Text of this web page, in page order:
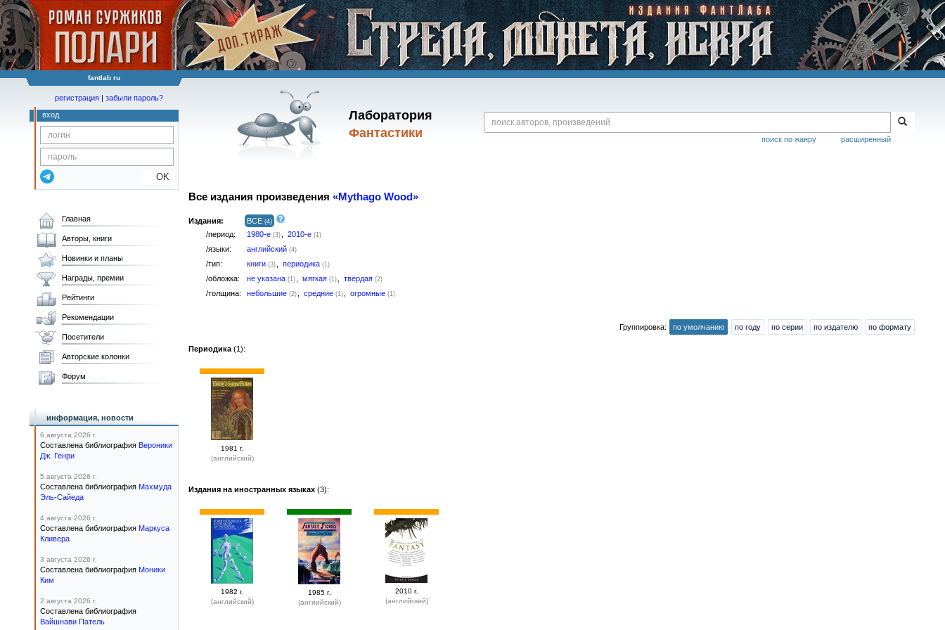
fantlab ru
Лаборатория
Фантастики
расширенный
поиск по жанру
регистрация | забыли пароль?
вход
OK
Все издания произведения «Mythago Wood»
Издания: ВСЕ (4)
/период: 1980-е (3) 2010-е (1)
/языки: английский (4)
/тип: книги (3) периодика (1)
/обложка: не указана (1) мягкая (1) твёрдая (2)
/толщина: небольшие (2) средние (1) огромные (1)
Группировка: по умолчанию по году по серии по издателю по формату
Периодика (1):
1981 г.
(английский)
Издания на иностранных языках (3):
1982 г.
(английский)
1985 г.
(английский)
2010 г.
(английский)
Главная
Авторы, книги
Новинки и планы
Награды, премии
Рейтинги
Рекомендации
Посетители
Авторские колонки
Форум
информация, новости
6 августа 2026 г.
Составлена библиография Вероники
Дж. Генри
5 августа 2026 г.
Составлена библиография Махмуда
Эль-Сайеда
4 августа 2026 г.
Составлена библиография Маркуса
Кливера
3 августа 2026 г.
Составлена библиография Моники
Ким
2 августа 2026 г.
Составлена библиография
Вайшнави Патель